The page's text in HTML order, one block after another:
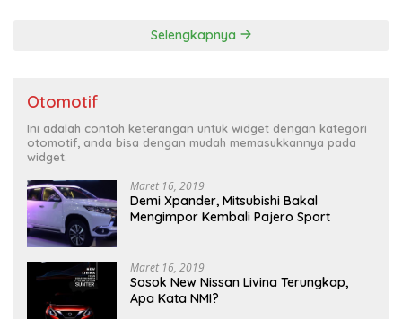
Selengkapnya
Otomotif
Ini adalah contoh keterangan untuk widget dengan kategori
otomotif, anda bisa dengan mudah memasukkannya pada
widget.
Maret 16, 2019
Demi Xpander, Mitsubishi Bakal
Mengimpor Kembali Pajero Sport
Maret 16, 2019
Sosok New Nissan Livina Terungkap,
Apa Kata NMI?